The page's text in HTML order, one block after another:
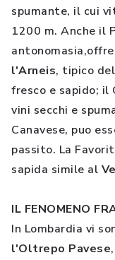
spumante, il cui
1200 m. Anche il
l'Arneis, tipico del
fresco e sapido; il
vini secchi e
Canavese, puo
passito. La
sapida simile al
IL FENOMENO
In Lombardia vi
l'Oltrepo Pavese